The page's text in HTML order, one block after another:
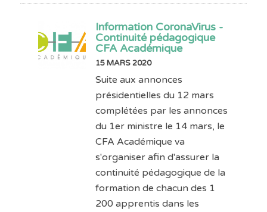
Information CoronaVirus -
Continuité pédagogique
CFA Académique
15 MARS 2020
Suite aux annonces
présidentielles du 12 mars
complétées par les annonces
du 1er ministre le 14 mars, le
CFA Académique va
s'organiser afin d'assurer la
continuité pédagogique de la
formation de chacun des 1
200 apprentis dans les